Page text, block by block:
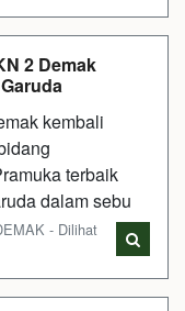
2 Demak
kembali
terbaik
dalam sebu
- Dilihat